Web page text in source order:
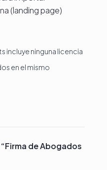
(landing page)
incluye ninguna licencia
en el mismo
de Abogados